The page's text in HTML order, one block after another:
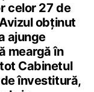
celor 27 de
obținut
ajunge
meargă în
Cabinetul
învestitură,